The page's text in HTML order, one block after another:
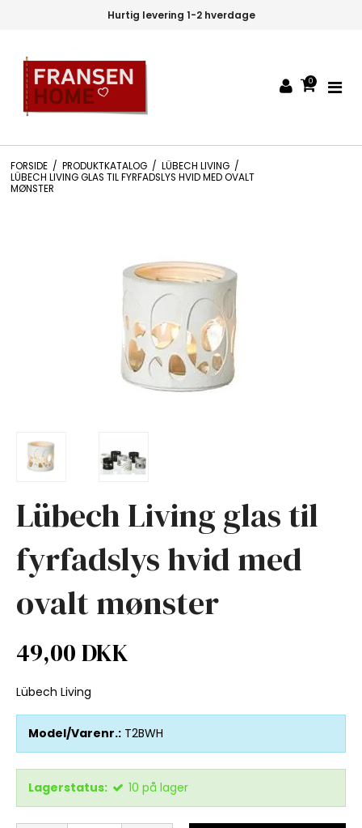
Hurtig levering 1-2 hverdage
0
FORSIDE / PRODUKTKATALOG / LÜBECH LIVING /
LÜBECH LIVING GLAS TIL FYRFADSLYS HVID MED OVALT
MØNSTER
Lübech Living glas til
fyrfadslys hvid med
ovalt mønster
49,00 DKK
Lübech Living
Model/Varenr.: T2BWH
Lagerstatus: 10 på lager